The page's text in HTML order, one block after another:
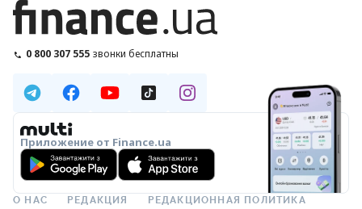
0 800 307 555 звонки бесплатны
Приложение от Finance.ua
О НАС РЕДАКЦИЯ РЕДАКЦИОННАЯ ПОЛИТИКА